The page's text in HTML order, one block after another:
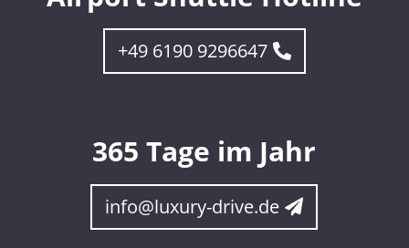
+49 6190 9296647
365 Tage im Jahr
info@luxury-drive.de